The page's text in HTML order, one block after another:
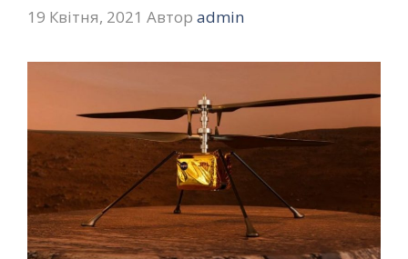
19 Квітня, 2021 Автор admin